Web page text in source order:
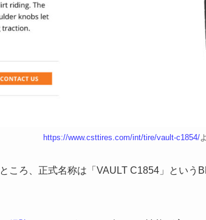
https://www.csttires.com/int/tire/vault-c1854/
ころ、正式名称は「VAULT C1854」という